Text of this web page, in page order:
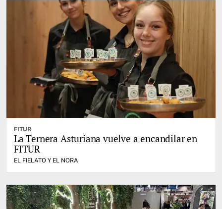
FITUR
La Ternera Asturiana vuelve a encandilar en
FITUR
EL FIELATO Y EL NORA